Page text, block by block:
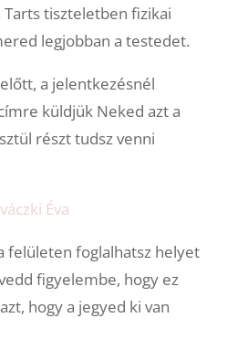
tiszteletben fizikai
legjobban a testedet.
a jelentkezésnél
küldjük Neked azt a
részt tudsz venni
Éva
a felületen foglalhatsz helyet
figyelembe, hogy ez
hogy a jegyed ki van